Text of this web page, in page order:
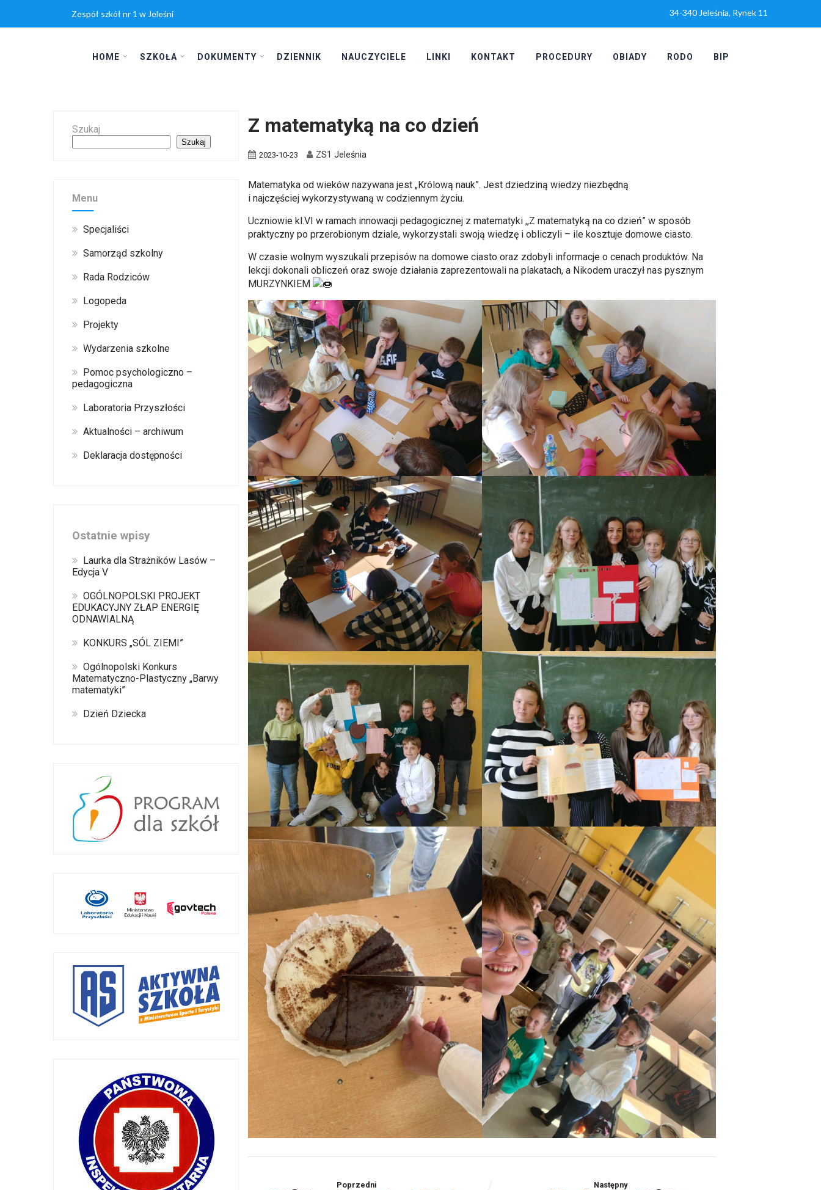
Zespół szkół nr 1 w Jeleśni 34-340 Jeleśnia, Rynek 11
HOME SZKOŁA DOKUMENTY DZIENNIK NAUCZYCIELE LINKI KONTAKT PROCEDURY OBIADY RODO BIP
Szukaj
Szukaj
Menu
Specjaliści
Samorząd szkolny
Rada Rodziców
Logopeda
Projekty
Wydarzenia szkolne
Pomoc psychologiczno –
pedagogiczna
Laboratoria Przyszłości
Aktualności – archiwum
Deklaracja dostępności
Ostatnie wpisy
Laurka dla Strażników Lasów –
Edycja V
OGÓLNOPOLSKI PROJEKT
EDUKACYJNY ZŁAP ENERGIĘ
ODNAWIALNĄ
KONKURS „SÓL ZIEMI”
Ogólnopolski Konkurs
Matematyczno-Plastyczny „Barwy
matematyki”
Dzień Dziecka
Z matematyką na co dzień
2023-10-23 ZS1 Jeleśnia
Matematyka od wieków nazywana jest „Królową nauk”. Jest dziedziną wiedzy niezbędną
i najczęściej wykorzystywaną w codziennym życiu.
Uczniowie kl.VI w ramach innowacji pedagogicznej z matematyki ,,Z matematyką na co dzień” w sposób
praktyczny po przerobionym dziale, wykorzystali swoją wiedzę i obliczyli – ile kosztuje domowe ciasto.
W czasie wolnym wyszukali przepisów na domowe ciasto oraz zdobyli informacje o cenach produktów. Na
lekcji dokonali obliczeń oraz swoje działania zaprezentowali na plakatach, a Nikodem uraczył nas pysznym
MURZYNKIEM
Poprzedni Następny